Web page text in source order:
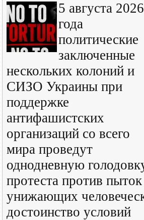
5 августа 2026
года
политические
заключенные
нескольких колоний и
СИЗО Украины при
поддержке
антифашистских
организаций со всего
мира проведут
однодневную
протеста против
унижающих
достоинство условий